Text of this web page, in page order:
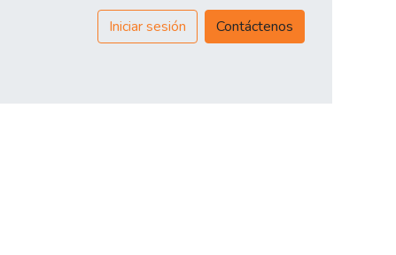
Iniciar sesión Contáctenos